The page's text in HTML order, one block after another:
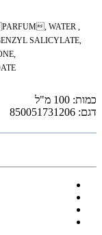
, WATER ,
SALICYLATE,
כמות: 100 מ"ל
דגם: 850051731206